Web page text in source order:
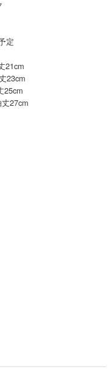
定
21cm
23cm
25cm
27cm